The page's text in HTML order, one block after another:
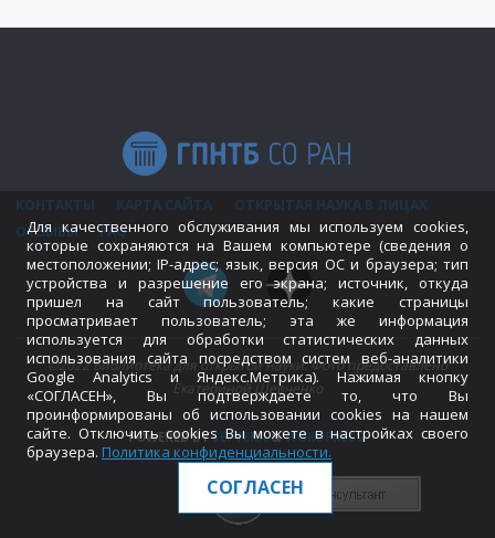
КОНТАКТЫ КАРТА САЙТА
ОТКРЫТАЯ НАУКА В ЛИЦАХ
ОТЗЫВЫ
FAQ
©2022 Библиотека для открытой науки. Фото предоставлено
Екатериной Шевченко
POWERED BYSEPTERA&WORDPRESS.
Для качественного обслуживания мы используем cookies,
которые сохраняются на Вашем компьютере (сведения о
местоположении; IP-адрес; язык, версия ОС и браузера; тип
устройства и разрешение его экрана; источник, откуда
пришел на сайт пользователь; какие страницы
просматривает пользователь; эта же информация
используется для обработки статистических данных
использования сайта посредством систем веб-аналитики
Google Analytics и Яндекс.Метрика). Нажимая кнопку
«СОГЛАСЕН», Вы подтверждаете то, что Вы
проинформированы об использовании cookies на нашем
сайте. Отключить cookies Вы можете в настройках своего
браузера. Политика конфиденциальности.
СОГЛАСЕН